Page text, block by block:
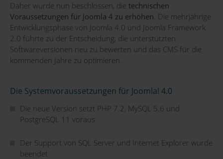
Daher wurde nun beschlossen, die technischen
Voraussetzungen für Joomla 4 zu erhöhen. Die mehrjährige
Entwicklungsphase von Joomla 4.0 und Joomla Framework
2.0 führte zu der Entscheidung, die unterstützten
Softwareversionen neu zu bewerten und das CMS für die
kommenden Jahre zu optimieren.
Die Systemvoraussetzungen für Joomla! 4.0
Die neue Version setzt PHP 7.2, MySQL 5.6 und
PostgreSQL 11 voraus
Der Support von SQL Server und Internet Explorer wurde
beendet